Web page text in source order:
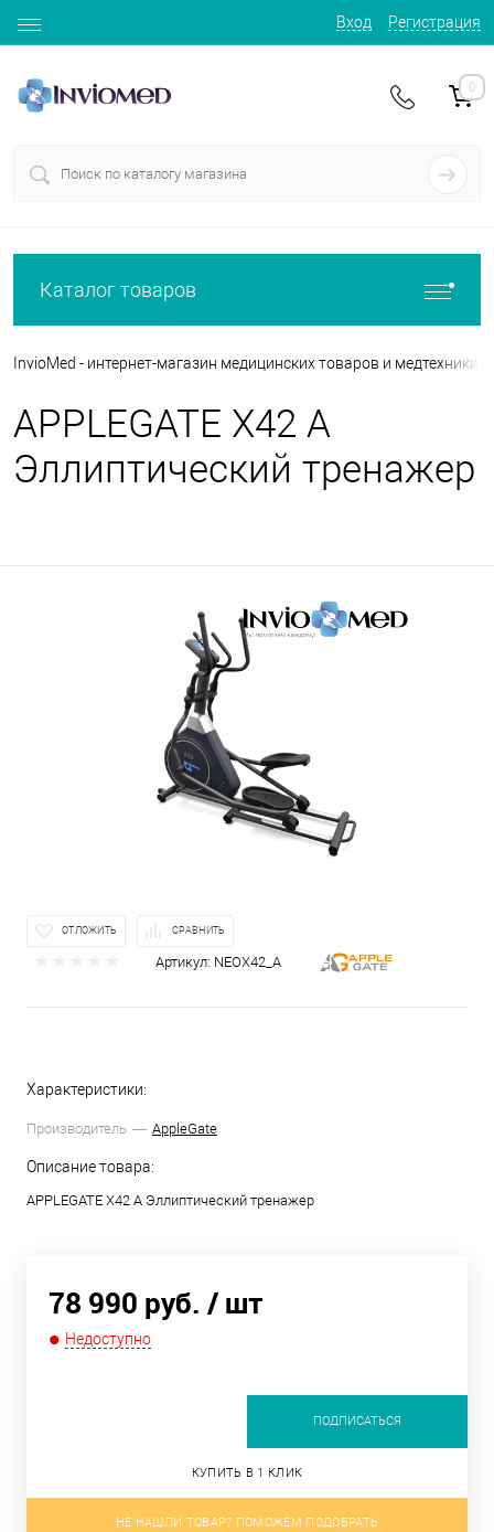
Вход Регистрация
0
Каталог товаров
InvioMed - интернет-магазин медицинских товаров и медтехники
APPLEGATE X42 A
Эллиптический тренажер
ОТЛОЖИТЬ СРАВНИТЬ
Артикул: NEOX42_A
Характеристики:
Производитель AppleGate
Описание товара:
APPLEGATE X42 A Эллиптический тренажер
78 990 руб. / шт
Недоступно
ПОДПИСАТЬСЯ
КУПИТЬ В 1 КЛИК
НЕ НАШЛИ ТОВАР? ПОМОЖЕМ ПОДОБРАТЬ